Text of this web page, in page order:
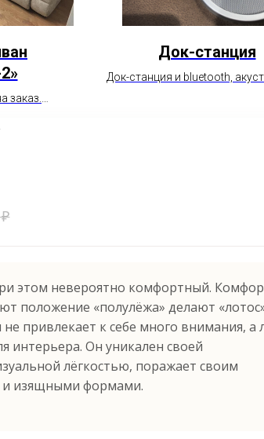
заказ.
Док-станция
Док-станция и bluetooth,
этом невероятно комфортный.
положение «полулёжа» делают
привлекает к себе много внимания, а
интерьера. Он уникален своей
лёгкостью, поражает своим
и изящными формами.